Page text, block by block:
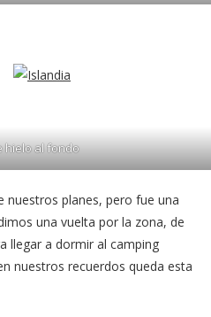
hielo al fondo
nuestros planes, pero fue una
una vuelta por la zona, de
llegar a dormir al camping
nuestros recuerdos queda esta